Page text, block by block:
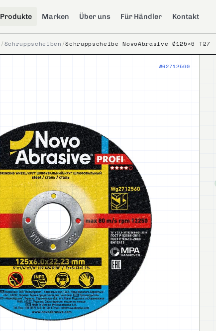
Produkte Marken Über uns Für Händler Kontakt
/Schruppscheiben /Schruppscheibe NovoAbrasive Ø125×6 T27
WG2712560